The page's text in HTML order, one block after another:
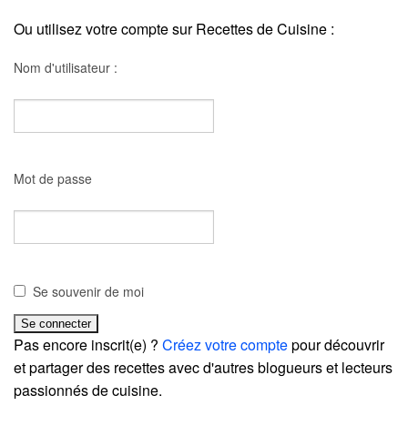
Ou utilisez votre compte sur Recettes de Cuisine :
Nom d'utilisateur :
Mot de passe
Se souvenir de moi
Pas encore inscrit(e) ? Créez votre comptepour découvrir
et partager des recettes avec d'autres blogueurs et lecteurs
passionnés de cuisine.